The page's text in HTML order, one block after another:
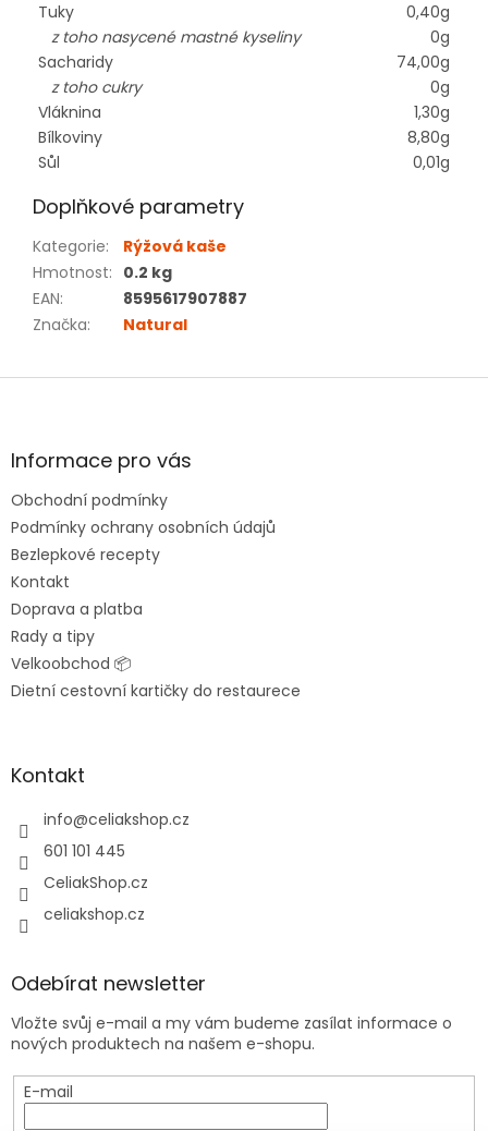
Tuky
0,40g
z toho nasycené mastné kyseliny
0g
Sacharidy
74,00g
z toho cukry
0g
Vláknina
1,30g
Bílkoviny
8,80g
Sůl
0,01g
Doplňkové parametry
Kategorie:
Rýžová kaše
Hmotnost: 0.2 kg
EAN:
8595617907887
Značka: Natural
Z
aInformace pro vás
Obchodní podmínky
Podmínky ochrany osobních údajů
Bezlepkové recepty
Kontakt
Doprava a platba
Rady a tipy
Velkoobchod 📦
Dietní cestovní kartičky do restaurece
Kontakt
info@celiakshop.cz
601 101 445
CeliakShop.cz
celiakshop.cz
Odebírat newsletter
Vložte svůj e-mail a my vám budeme zasílat informace o
nových produktech na našem e-shopu.
E-mail